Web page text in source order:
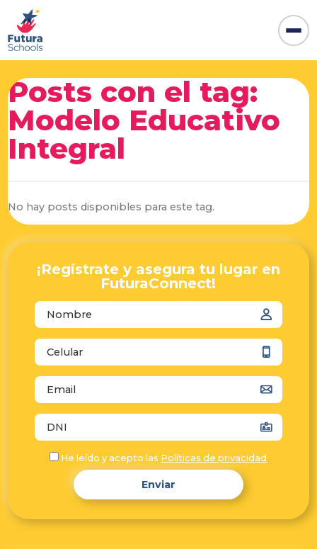
Posts con el tag:
Modelo Educativo
Integral
No hay posts disponibles para este tag.
¡Regístrate y asegura tu lugar en
FuturaConnect!
He leído y acepto las Políticas de privacidad
Enviar